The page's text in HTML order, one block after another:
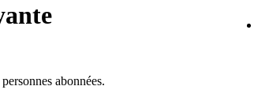
abonnées.